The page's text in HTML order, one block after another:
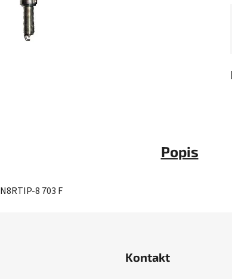
Popis
8 703 F
Kontakt